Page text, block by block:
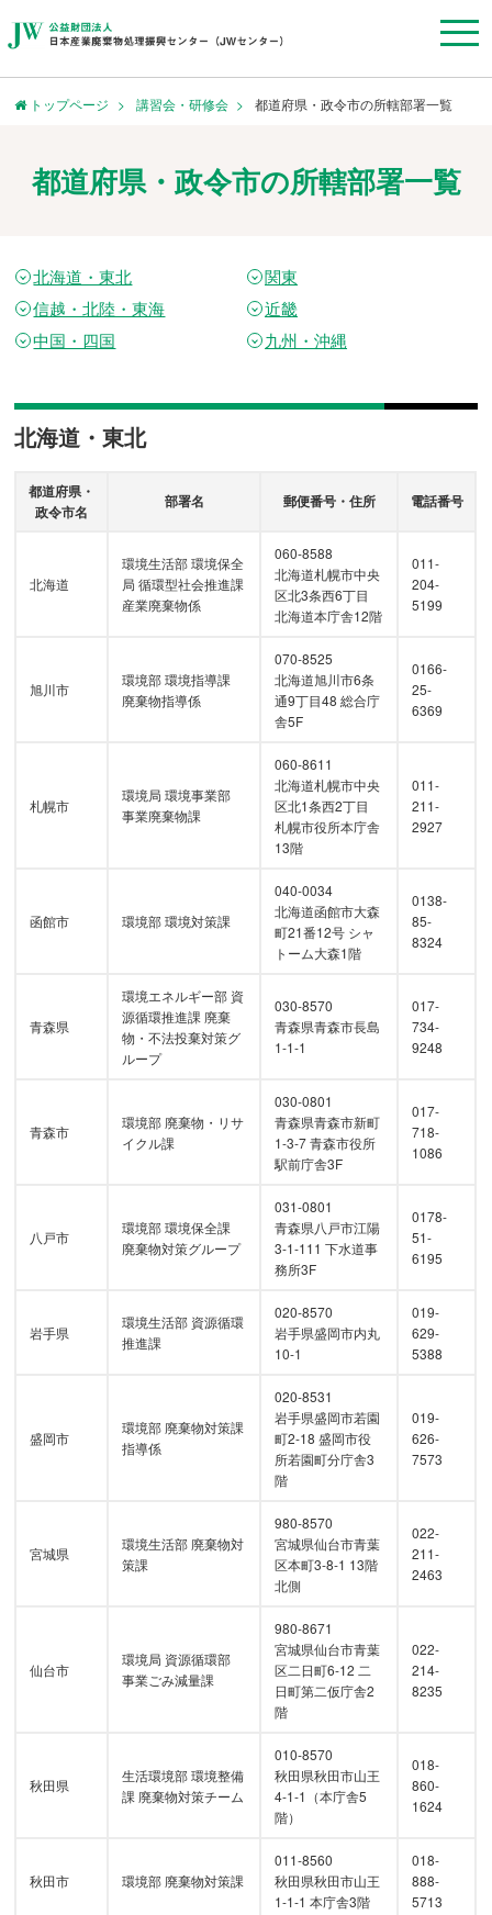
トップページ 講習会・研修会 都道府県・政令市の所轄部署一覧
都道府県・政令市の所轄部署一覧
北海道・東北
関東
信越・北陸・東海
近畿
中国・四国
九州・沖縄
北海道・東北
都道府県・
政令市名
部署名 郵便番号・住所 電話番号
北海道
環境生活部 環境保全
局 循環型社会推進課
産業廃棄物係
060-8588
北海道札幌市中央
区北3条西6丁目
北海道本庁舎12階
011-
204-
5199
旭川市
環境部 環境指導課
廃棄物指導係
070-8525
北海道旭川市6条
通9丁目48 総合庁
舎5F
0166-
25-
6369
札幌市
環境局 環境事業部
事業廃棄物課
060-8611
北海道札幌市中央
区北1条西2丁目
札幌市役所本庁舎
13階
011-
211-
2927
函館市 環境部 環境対策課
040-0034
北海道函館市大森
町21番12号 シャ
トーム大森1階
0138-
85-
8324
青森県
環境エネルギー部 資
源循環推進課 廃棄
物・不法投棄対策グ
ループ
030-8570
青森県青森市長島
1-1-1
017-
734-
9248
青森市
環境部 廃棄物・リサ
イクル課
030-0801
青森県青森市新町
1-3-7 青森市役所
駅前庁舎3F
017-
718-
1086
八戸市
環境部 環境保全課
廃棄物対策グループ
031-0801
青森県八戸市江陽
3-1-111 下水道事
務所3F
0178-
51-
6195
岩手県
環境生活部 資源循環
推進課
020-8570
岩手県盛岡市内丸
10-1
019-
629-
5388
盛岡市
環境部 廃棄物対策課
指導係
020-8531
岩手県盛岡市若園
町2-18 盛岡市役
所若園町分庁舎3
階
019-
626-
7573
宮城県
環境生活部 廃棄物対
策課
980-8570
宮城県仙台市青葉
区本町3-8-1 13階
北側
022-
211-
2463
仙台市
環境局 資源循環部
事業ごみ減量課
980-8671
宮城県仙台市青葉
区二日町6-12 二
日町第二仮庁舎2
階
022-
214-
8235
秋田県
生活環境部 環境整備
課 廃棄物対策チーム
010-8570
秋田県秋田市山王
4-1-1（本庁舎5
階）
018-
860-
1624
秋田市 環境部 廃棄物対策課
011-8560
秋田県秋田市山王
1-1-1 本庁舎3階
018-
888-
5713